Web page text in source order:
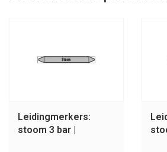
Leidingmerkers:
stoom 3 bar |